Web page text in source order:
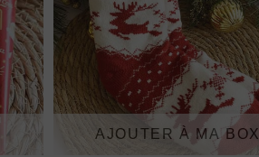
AJOUTER À MA BOX